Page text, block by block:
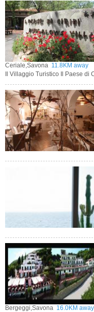
Ceriale,Savona 11.8KM away
Il Villaggio Turistico Il Paese di
Bergeggi,Savona 16.0KM away